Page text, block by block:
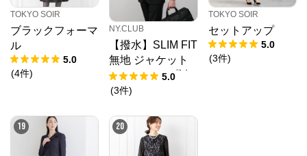
TOKYO SOIR
ブラックフォーマ
ル
5.0
(4件)
NY.CLUB
【撥水】SLIM FIT
無地 ジャケット
(セットアップ対
応)
5.0
(3件)
TOKYO SOIR
セットアップ
5.0
(3件)
19 20